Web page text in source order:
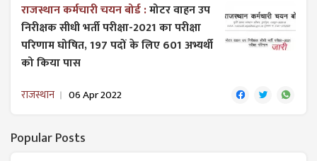
राजस्थान कर्मचारी चयन बोर्ड :मोटर वाहन उप
निरीक्षक सीधी भर्ती परीक्षा-2021 का परीक्षा
परिणाम घोषित, 197 पदों के लिए 601 अभ्यर्थी
को किया पास
राजस्थान 06 Apr 2022
Popular Posts